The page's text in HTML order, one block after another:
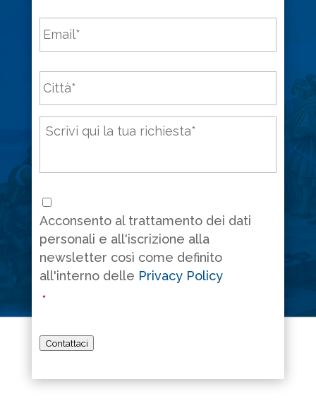
Email *
Città *
Messaggio *
Consenso
Acconsento al trattamento dei dati
personali e all'iscrizione alla
newsletter così come definito
all'interno delle Privacy Policy
*
Contattaci